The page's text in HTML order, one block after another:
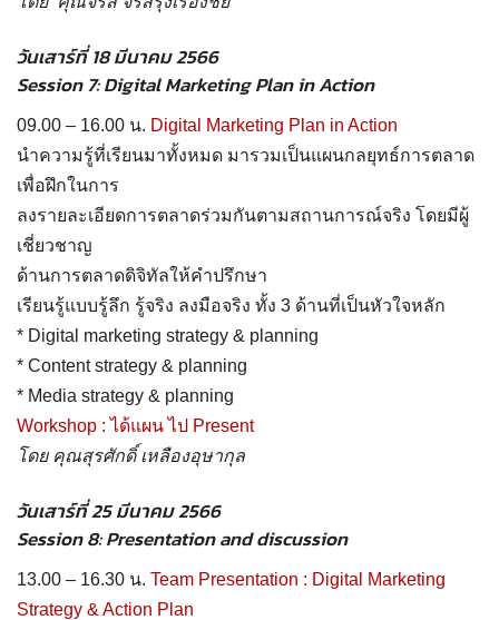
วันเสาร์ที่ 18 มีนาคม 2566
Session 7: Digital Marketing Plan in Action
09.00 – 16.00 น. Digital Marketing Plan in Action
นำความรู้ที่เรียนมาทั้งหมด มารวมเป็นแผนกลยุทธ์การตลาด
เพื่อฝึกในการ
ลงรายละเอียดการตลาดร่วมกันตามสถานการณ์จริง โดยมีผู้
เชี่ยวชาญ
ด้านการตลาดดิจิทัลให้คำปรึกษา
เรียนรู้แบบรู้ลึก รู้จริง ลงมือจริง ทั้ง 3 ด้านที่เป็นหัวใจหลัก
* Digital marketing strategy & planning
* Content strategy & planning
* Media strategy & planning
Workshop : ได้แผน ไป Present
โดย คุณสุรศักดิ์ เหลืองอุษากุล
วันเสาร์ที่ 25 มีนาคม 2566
Session 8: Presentation and discussion
13.00 – 16.30 น. Team Presentation : Digital Marketing
Strategy & Action Plan